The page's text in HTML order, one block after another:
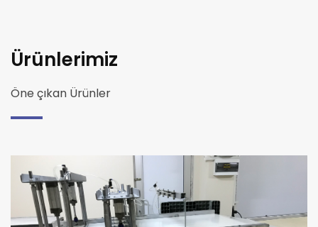
Ürünlerimiz
Öne çıkan Ürünler